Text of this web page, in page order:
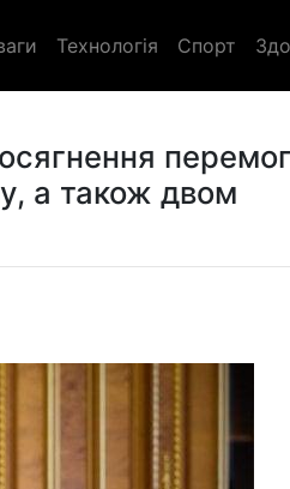
Технологія Спорт
а також двом